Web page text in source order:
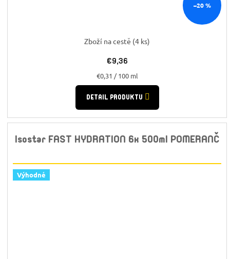
–20 %
Zboží na cestě (4 ks)
€9,36
Jednotková
cena:
€0,31 / 100 ml
DETAIL PRODUKTU
Isostar FAST HYDRATION 6x 500ml POMERANČ
Výhodné